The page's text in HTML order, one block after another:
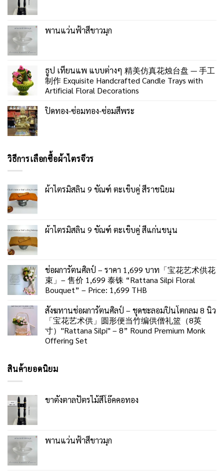
พานแว่นฟ้าสีขาวมุก
ธูป เทียนแพ แบบต่างๆ 精美仿真花烛台盘 — 手工
制作 Exquisite Handcrafted Candle Trays with
Artificial Floral Decorations
ปิดทอง-ซ่อมทอง-ซ่อมสีพระ
วิธีการเลือกซื้อผ้าไตรจีวร
ผ้าไตรมิสลิน 9 ขัณฑ์ ตะเข็บคู่ สีราชนิยม
ผ้าไตรมิสลิน 9 ขัณฑ์ ตะเข็บคู่ สีแก่นขนุน
ช่อผการัตนศิลป์ – ราคา 1,699 บาท「宝花艺术供花
束」– 售价 1,699 泰铢 “Rattana Silpi Floral
Bouquet” – Price: 1,699 THB
สังฆทานช่อผการัตนศิลป์ – ชุดชะลอมปิ่นโตกลม 8 นิ้ว
「宝花艺术供」圆形便当竹编供僧礼篮（8英
寸）"Rattana Silpi" – 8” Round Premium Monk
Offering Set
สินค้ายอดนิยม
ขาตั้งตาลปัตรไม้สีโอ๊คคอทอง
พานแว่นฟ้าสีขาวมุก